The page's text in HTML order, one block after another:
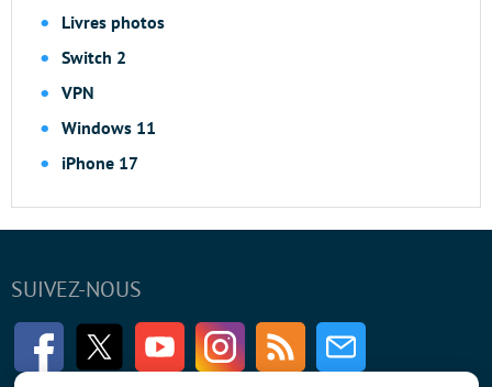
Livres photos
Switch 2
VPN
Windows 11
iPhone 17
SUIVEZ-NOUS
FacebookTwitter Youtube InstagramRSS Newsletter